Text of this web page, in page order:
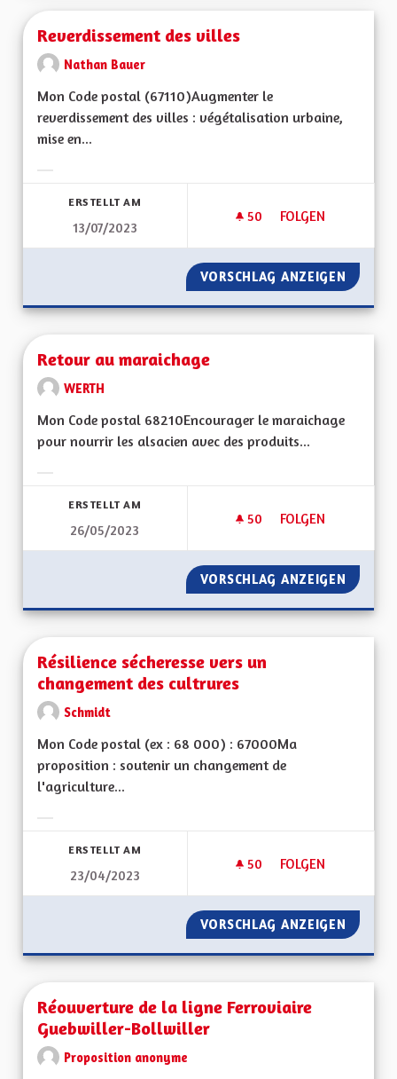
Reverdissement des villes
Nathan Bauer
Mon Code postal (67110) Augmenter le
reverdissement des villes : végétalisation urbaine,
mise en...
ERSTELLT AM
13/07/2023
50 50 FOLLOWER
FOLGEN
REVERDISSEMENT
VORSCHLAG ANZEIGEN
Retour au maraichage
WERTH
Mon Code postal 68210Encourager le maraichage
pour nourrir les alsacien avec des produits...
ERSTELLT AM
26/05/2023
50 50 FOLLOWER
FOLGEN
RETOUR AU
VORSCHLAG ANZEIGEN
Résilience sécheresse vers un
changement des cultrures
Schmidt
Mon Code postal (ex : 68 000) : 67000Ma
proposition : soutenir un changement de
l'agriculture...
ERSTELLT AM
23/04/2023
50 50 FOLLOWER
FOLGEN
RÉSILIENCE
VORSCHLAG ANZEIGEN
Réouverture de la ligne Ferroviaire
Guebwiller-Bollwiller
Proposition anonyme